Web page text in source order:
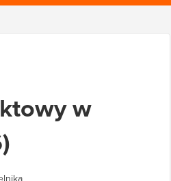
STWORZYĆ FORMULARZ
w